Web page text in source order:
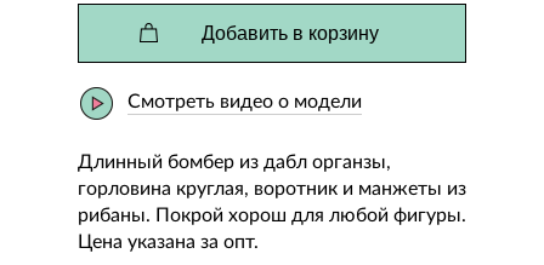
Добавить в корзину
Смотреть видео о модели
Длинный бомбер из дабл органзы,
горловина круглая, воротник и манжеты из
рибаны. Покрой хорош для любой фигуры.
Цена указана за опт.